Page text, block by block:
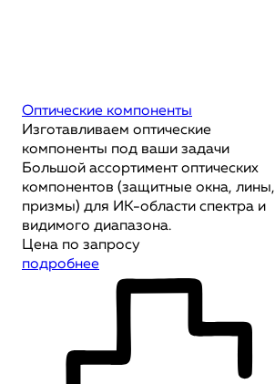
Оптические компоненты
Изготавливаем оптические
компоненты под ваши задачи
Большой ассортимент оптических
компонентов (защитные окна, лины,
призмы) для ИК-области спектра и
видимого диапазона.
Цена по запросу
подробнее